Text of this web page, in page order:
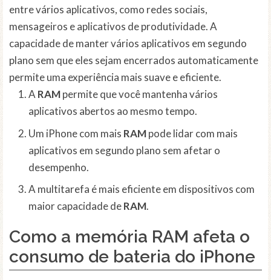
entre vários aplicativos, como redes sociais,
mensageiros e aplicativos de produtividade. A
capacidade de manter vários aplicativos em segundo
plano sem que eles sejam encerrados automaticamente
permite uma experiência mais suave e eficiente.
ARAMpermite que você mantenha vários
aplicativos abertos ao mesmo tempo.
Um iPhone com mais RAMpode lidar com mais
aplicativos em segundo plano sem afetar o
desempenho.
A multitarefa é mais eficiente em dispositivos com
maior capacidade deRAM.
Como a memória RAM afeta o
consumo de bateria do iPhone